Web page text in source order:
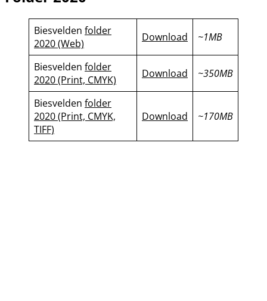
Biesvelden folder
2020 (Web)
Download ~1MB
Biesvelden folder
2020 (Print, CMYK)
Download ~350MB
Biesvelden folder
2020 (Print, CMYK,
TIFF)
Download ~170MB